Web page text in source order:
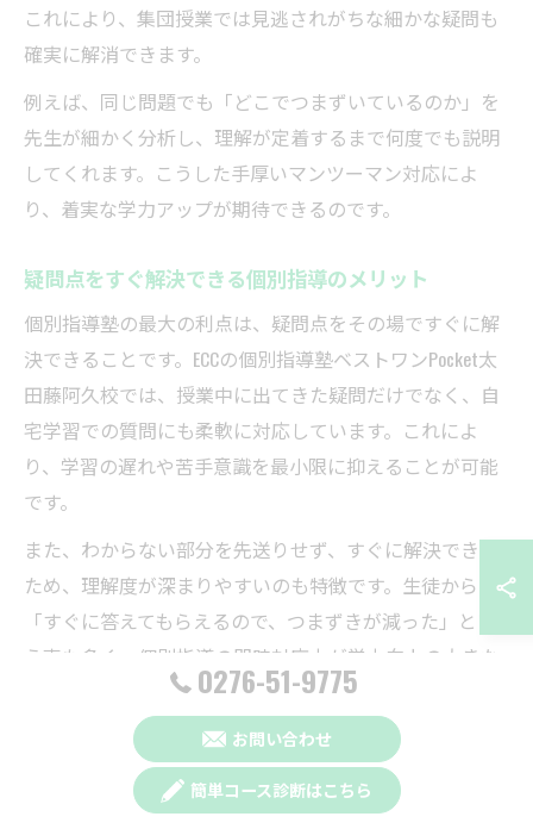
これにより、集団授業では見逃されがちな細かな疑問も
確実に解消できます。
例えば、同じ問題でも「どこでつまずいているのか」を
先生が細かく分析し、理解が定着するまで何度でも説明
してくれます。こうした手厚いマンツーマン対応によ
り、着実な学力アップが期待できるのです。
疑問点をすぐ解決できる個別指導のメリット
個別指導塾の最大の利点は、疑問点をその場ですぐに解
決できることです。ECCの個別指導塾ベストワンPocket太
田藤阿久校では、授業中に出てきた疑問だけでなく、自
宅学習での質問にも柔軟に対応しています。これによ
り、学習の遅れや苦手意識を最小限に抑えることが可能
です。
また、わからない部分を先送りせず、すぐに解決できる
ため、理解度が深まりやすいのも特徴です。生徒からは
「すぐに答えてもらえるので、つまずきが減った」とい
う声も多く、個別指導の即時対応力が学力向上の大きな
メリットとなっています。
個別指導のメリットを活かす勉強習慣
0276-51-9775
お問い合わせ
簡単コース診断はこちら